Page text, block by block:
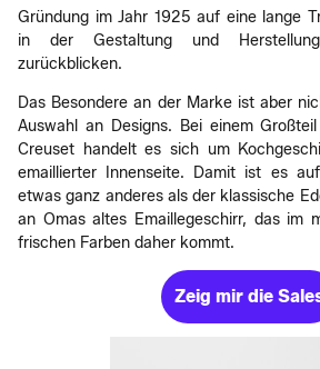
Gründung im Jahr 1925 auf eine lange
in der Gestaltung und
zurückblicken.
Das Besondere an der Marke ist aber
Auswahl an Designs. Bei einem
Creuset handelt es sich um
emaillierter Innenseite. Damit ist es
etwas ganz anderes als der klassische
an Omas altes Emaillegeschirr, das im
frischen Farben daher kommt.
Zeig mir die